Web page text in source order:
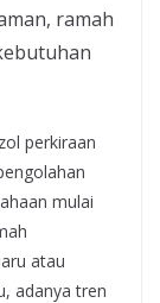
ramah
perkiraan
mulai
atau
adanya tren